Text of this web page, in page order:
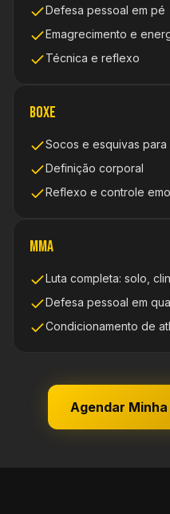
Defesa pessoal em pé
Emagrecimento e
Técnica e reflexo
Boxe
Socos e esquivas
Definição corporal
Reflexo e controle
MMA
Luta completa: solo,
Defesa pessoal em
Condicionamento de
Agendar